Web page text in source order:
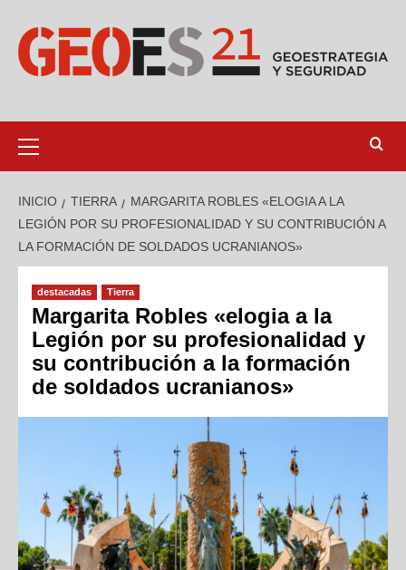
INICIO TIERRA
MARGARITA ROBLES «ELOGIA A LA
LEGIÓN POR SU PROFESIONALIDAD Y SU CONTRIBUCIÓN A
LA FORMACIÓN DE SOLDADOS UCRANIANOS»
destacadas Tierra
Margarita Robles «elogia a la
Legión por su profesionalidad y
su contribución a la formación
de soldados ucranianos»